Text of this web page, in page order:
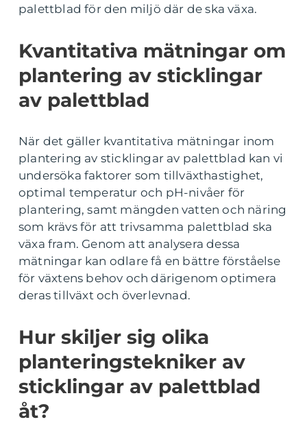
palettblad för den miljö där de ska växa.
Kvantitativa mätningar om
plantering av sticklingar
av palettblad
När det gäller kvantitativa mätningar inom
plantering av sticklingar av palettblad kan vi
undersöka faktorer som tillväxthastighet,
optimal temperatur och pH-nivåer för
plantering, samt mängden vatten och näring
som krävs för att trivsamma palettblad ska
växa fram. Genom att analysera dessa
mätningar kan odlare få en bättre förståelse
för växtens behov och därigenom optimera
deras tillväxt och överlevnad.
Hur skiljer sig olika
planteringstekniker av
sticklingar av palettblad
åt?